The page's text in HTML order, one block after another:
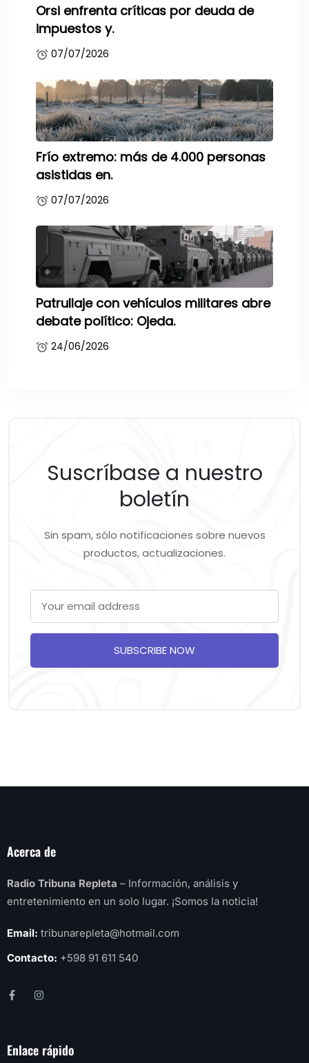
Orsi enfrenta críticas por deuda de
impuestos y.
07/07/2026
Frío extremo: más de 4.000 personas
asistidas en.
07/07/2026
Patrullaje con vehículos militares abre
debate político: Ojeda.
24/06/2026
Suscríbase a nuestro
boletín
Sin spam, sólo notificaciones sobre nuevos
productos, actualizaciones.
SUBSCRIBE NOW
Acerca de
Radio Tribuna Repleta – Información, análisis y
entretenimiento en un solo lugar. ¡Somos la noticia!
Email: tribunarepleta@hotmail.com
Contacto: +598 91 611 540
Enlace rápido